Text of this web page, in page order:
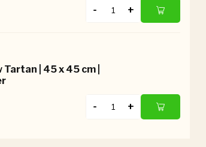
- +
| 45 x 45 cm |
- +